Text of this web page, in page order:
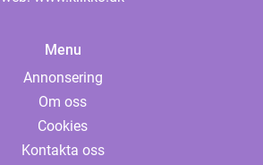
Menu
Annonsering
Om oss
Cookies
Kontakta oss